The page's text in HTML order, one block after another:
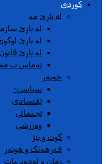
کوردی
له بارێ مە
لە بارێ
لە بارێ
لە بارێ
تەماس ب مە
خەبەر
سیاسی-
ێقتسادی
ێجتمائی
وەرزشی
گوت و بێژ
فەرهەنگ و هونەر
زمان و ئەدەبی‌یات